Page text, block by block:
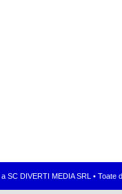
SC DIVERTI MEDIA SRL •